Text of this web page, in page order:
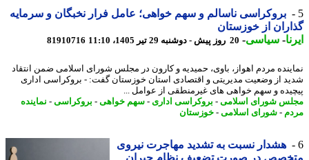
بروکراسی ناسالم و سهم خواهی؛ عامل فرار نخبگان و سرمایه
از خوزستان
-سیاسی-20 روز پیش - دوشنبه 29 تیر 1405، 11:10 81910716
مردم اهواز، باوی، حمیدیه و کارون در مجلس شورای اسلامی ضمن انتقاد
از وضعیت مدیریتی و اقتصادی استان خوزستان گفت: - بروکراسی اداری
و سهم خواهی های غیرمنطقی از عوامل ...
شورای اسلامی-بروکراسی اداری- سهم خواهی-بروکراسی -نماینده
- شورای اسلامی-خوزستان
هشدار نسبت به تشدید مهاجرت نیروی
در صورت تضعیف نظام جبران